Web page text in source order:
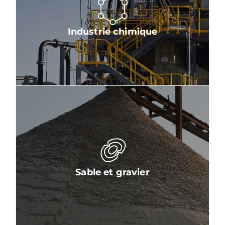
Industrie chimique
Sable et gravier